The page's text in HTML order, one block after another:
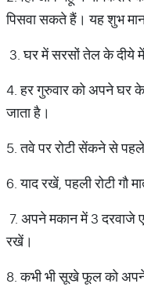
पिसवा सकते हैं। यह शुभ
3. घर में सरसों तेल के दीये
4. हर गुरुवार को अपने घर
जाता है।
5. तवे पर रोटी सेंकने से
6. याद रखें, पहली रोटी गौ
7. अपने मकान में 3 दरवाजे
रखें।
8. कभी भी सूखे फूल को